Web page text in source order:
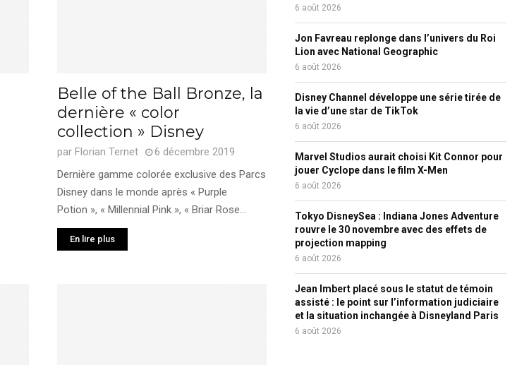
Belle of the Ball Bronze, la
dernière « color
collection » Disney
par Florian Ternet
6 décembre 2019
Dernière gamme colorée exclusive des Parcs
Disney dans le monde après « Purple
Potion », « Millennial Pink », « Briar Rose...
En lire plus
6 août 2026
Jon Favreau replonge dans l’univers du Roi
Lion avec National Geographic
6 août 2026
Disney Channel développe une série tirée de
la vie d’une star de TikTok
6 août 2026
Marvel Studios aurait choisi Kit Connor pour
jouer Cyclope dans le film X-Men
6 août 2026
Tokyo DisneySea : Indiana Jones Adventure
rouvre le 30 novembre avec des effets de
projection mapping
6 août 2026
Jean Imbert placé sous le statut de témoin
assisté : le point sur l’information judiciaire
et la situation inchangée à Disneyland Paris
6 août 2026